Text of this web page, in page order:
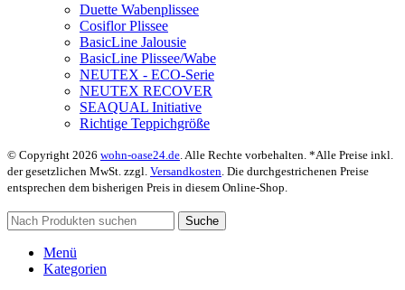
Duette Wabenplissee
Cosiflor Plissee
BasicLine Jalousie
BasicLine Plissee/Wabe
NEUTEX - ECO-Serie
NEUTEX RECOVER
SEAQUAL Initiative
Richtige Teppichgröße
© Copyright 2026 wohn-oase24.de . Alle Rechte vorbehalten. *Alle Preise inkl.
der gesetzlichen MwSt. zzgl. Versandkosten . Die durchgestrichenen Preise
entsprechen dem bisherigen Preis in diesem Online-Shop.
Suche
Menü
Kategorien